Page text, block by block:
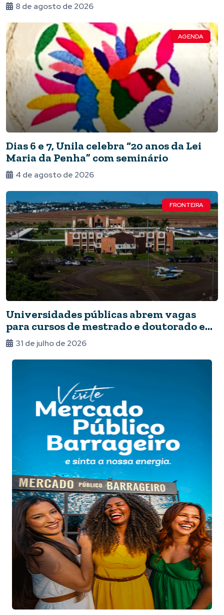
8 de agosto de 2026
AGENDA
Dias 6 e 7, Unila celebra “20 anos da Lei
Maria da Penha” com seminário
4 de agosto de 2026
FRONTEIRA
Universidades públicas abrem vagas
para cursos de mestrado e doutorado em
Foz31 de julho de 2026